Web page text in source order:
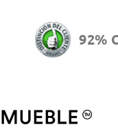
92%